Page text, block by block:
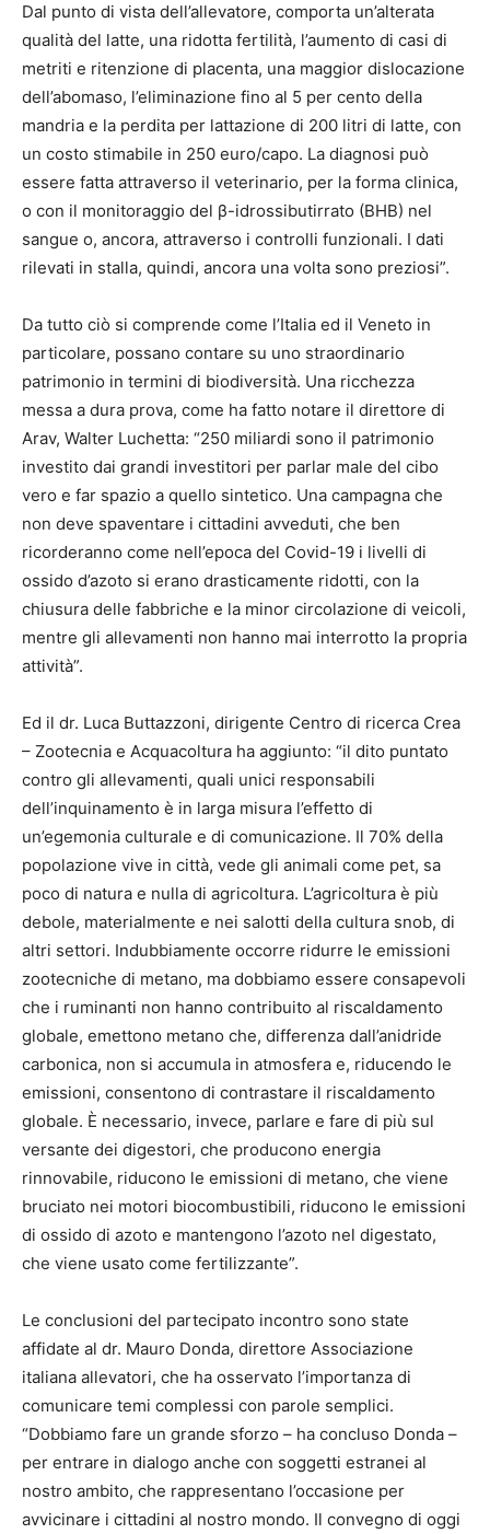
Dal punto di vista dell’allevatore, comporta un’alterata
qualità del latte, una ridotta fertilità, l’aumento di casi di
metriti e ritenzione di placenta, una maggior dislocazione
dell’abomaso, l’eliminazione fino al 5 per cento della
mandria e la perdita per lattazione di 200 litri di latte, con
un costo stimabile in 250 euro/capo. La diagnosi può
essere fatta attraverso il veterinario, per la forma clinica,
o con il monitoraggio del β-idrossibutirrato (BHB) nel
sangue o, ancora, attraverso i controlli funzionali. I dati
rilevati in stalla, quindi, ancora una volta sono preziosi”.
Da tutto ciò si comprende come l’Italia ed il Veneto in
particolare, possano contare su uno straordinario
patrimonio in termini di biodiversità. Una ricchezza
messa a dura prova, come ha fatto notare il direttore di
Arav, Walter Luchetta: “250 miliardi sono il patrimonio
investito dai grandi investitori per parlar male del cibo
vero e far spazio a quello sintetico. Una campagna che
non deve spaventare i cittadini avveduti, che ben
ricorderanno come nell’epoca del Covid-19 i livelli di
ossido d’azoto si erano drasticamente ridotti, con la
chiusura delle fabbriche e la minor circolazione di veicoli,
mentre gli allevamenti non hanno mai interrotto la propria
attività”.
Ed il dr. Luca Buttazzoni, dirigente Centro di ricerca Crea
– Zootecnia e Acquacoltura ha aggiunto: “il dito puntato
contro gli allevamenti, quali unici responsabili
dell’inquinamento è in larga misura l’effetto di
un’egemonia culturale e di comunicazione. Il 70% della
popolazione vive in città, vede gli animali come pet, sa
poco di natura e nulla di agricoltura. L’agricoltura è più
debole, materialmente e nei salotti della cultura snob, di
altri settori. Indubbiamente occorre ridurre le emissioni
zootecniche di metano, ma dobbiamo essere consapevoli
che i ruminanti non hanno contribuito al riscaldamento
globale, emettono metano che, differenza dall’anidride
carbonica, non si accumula in atmosfera e, riducendo le
emissioni, consentono di contrastare il riscaldamento
globale. È necessario, invece, parlare e fare di più sul
versante dei digestori, che producono energia
rinnovabile, riducono le emissioni di metano, che viene
bruciato nei motori biocombustibili, riducono le emissioni
di ossido di azoto e mantengono l’azoto nel digestato,
che viene usato come fertilizzante”.
Le conclusioni del partecipato incontro sono state
affidate al dr. Mauro Donda, direttore Associazione
italiana allevatori, che ha osservato l’importanza di
comunicare temi complessi con parole semplici.
“Dobbiamo fare un grande sforzo – ha concluso Donda –
per entrare in dialogo anche con soggetti estranei al
nostro ambito, che rappresentano l’occasione per
avvicinare i cittadini al nostro mondo. Il convegno di oggi